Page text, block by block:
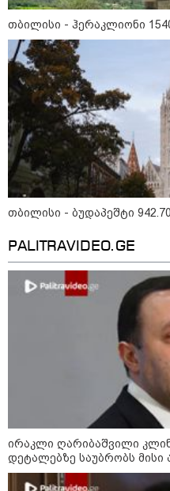
ნია
რა
Faceამბები
თბილისი - ჰერაკლიონი
თბილისი - ბუდაპეშტი
PALITRAVIDEO.GE
ირაკლი ღარიბაშვილი
დეტალებზე საუბრობს მისი